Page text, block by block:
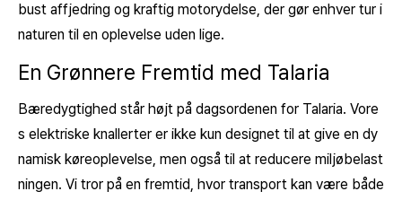
bust affjedring og kraftig motorydelse, der gør enhver tur i
naturen til en oplevelse uden lige.
En Grønnere Fremtid med Talaria
Bæredygtighed står højt på dagsordenen for Talaria. Vore
s elektriske knallerter er ikke kun designet til at give en dy
namisk køreoplevelse, men også til at reducere miljøbelast
ningen. Vi tror på en fremtid, hvor transport kan være både